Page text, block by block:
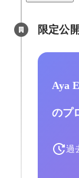
限定公
Aya
のプ
過